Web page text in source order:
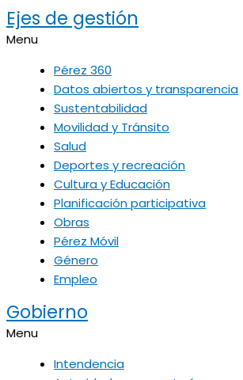
Ejes de gestión
Menu
Pérez 360
Datos abiertos y transparencia
Sustentabilidad
Movilidad y Tránsito
Salud
Deportes y recreación
Cultura y Educación
Planificación participativa
Obras
Pérez Móvil
Género
Empleo
Gobierno
Menu
Intendencia